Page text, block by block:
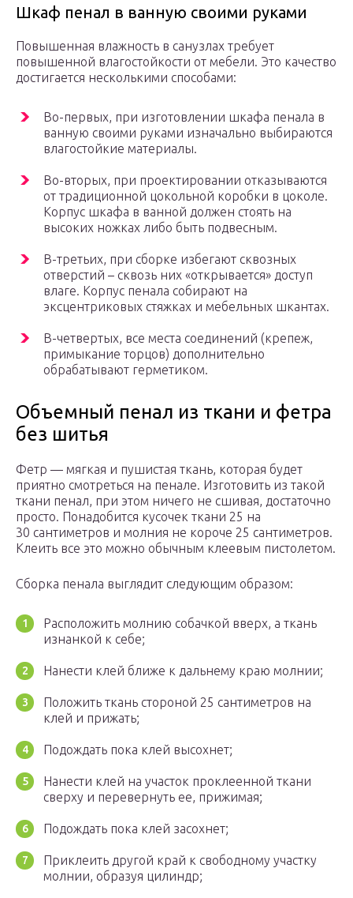
Шкаф пенал в ванную своими руками
Повышенная влажность в санузлах требует
повышенной влагостойкости от мебели. Это качество
достигается несколькими способами:
Во-первых, при изготовлении шкафа пенала в
ванную своими руками изначально выбираются
влагостойкие материалы.
Во-вторых, при проектировании отказываются
от традиционной цокольной коробки в цоколе.
Корпус шкафа в ванной должен стоять на
высоких ножках либо быть подвесным.
В-третьих, при сборке избегают сквозных
отверстий – сквозь них «открывается» доступ
влаге. Корпус пенала собирают на
эксцентриковых стяжках и мебельных шкантах.
В-четвертых, все места соединений (крепеж,
примыкание торцов) дополнительно
обрабатывают герметиком.
Объемный пенал из ткани и фетра
без шитья
Фетр — мягкая и пушистая ткань, которая будет
приятно смотреться на пенале. Изготовить из такой
ткани пенал, при этом ничего не сшивая, достаточно
просто. Понадобится кусочек ткани 25 на
30 сантиметров и молния не короче 25 сантиметров.
Клеить все это можно обычным клеевым пистолетом.
Сборка пенала выглядит следующим образом:
Расположить молнию собачкой вверх, а ткань
изнанкой к себе;
Нанести клей ближе к дальнему краю молнии;
Положить ткань стороной 25 сантиметров на
клей и прижать;
Подождать пока клей высохнет;
Нанести клей на участок проклеенной ткани
сверху и перевернуть ее, прижимая;
Подождать пока клей засохнет;
Приклеить другой край к свободному участку
молнии, образуя цилиндр;